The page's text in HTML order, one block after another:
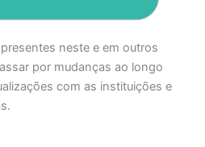
neste e em outros
por mudanças ao longo
com as instituições e